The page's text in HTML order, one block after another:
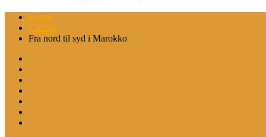
Home
Cruises
Fra nord til syd i Marokko